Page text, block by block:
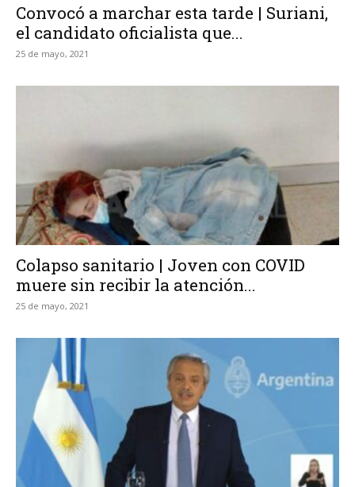
Convocó a marchar esta tarde | Suriani,
el candidato oficialista que...
25 de mayo, 2021
Colapso sanitario | Joven con COVID
muere sin recibir la atención...
25 de mayo, 2021